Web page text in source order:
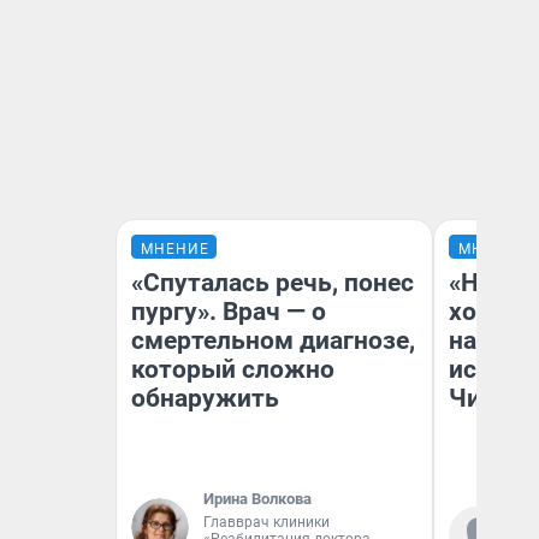
МНЕНИЕ
«Спуталась речь, понес
пургу». Врач — о
смертельном диагнозе,
который сложно
обнаружить
Ирина Волкова
Главврач клиники
МНЕНИЕ
Читы